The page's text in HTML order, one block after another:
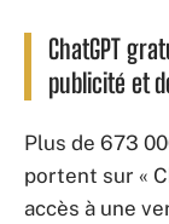
ChatGPT
publicité et
Plus de 673
portent sur «
accès à une